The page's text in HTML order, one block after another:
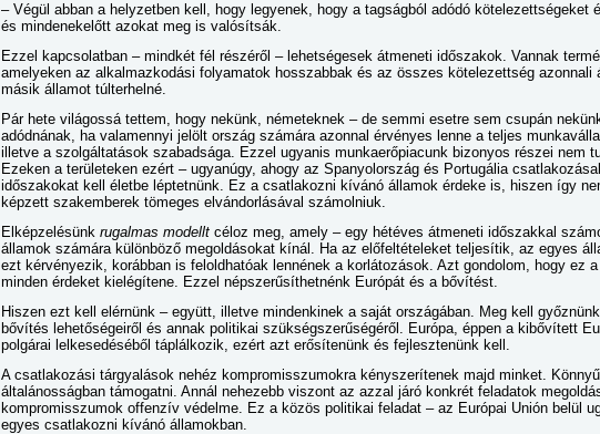
– Végül abban a helyzetben kell, hogy legyenek, hogy a tagságból adódó kötelezettségeket
és mindenekelőtt azokat meg is valósítsák.
Ezzel kapcsolatban – mindkét fél részéről – lehetségesek átmeneti időszakok. Vannak
amelyeken az alkalmazkodási folyamatok hosszabbak és az összes kötelezettség azonnali
másik államot túlterhelné.
Pár hete világossá tettem, hogy nekünk, németeknek – de semmi esetre sem csupán
adódnának, ha valamennyi jelölt ország számára azonnal érvényes lenne a teljes
illetve a szolgáltatások szabadsága. Ezzel ugyanis munkaerőpiacunk bizonyos részei nem
Ezeken a területeken ezért – ugyanúgy, ahogy az Spanyolország és Portugália
időszakokat kell életbe léptetnünk. Ez a csatlakozni kívánó államok érdeke is, hiszen így
képzett szakemberek tömeges elvándorlásával számolniuk.
Elképzelésünk rugalmas modellt céloz meg, amely – egy hétéves átmeneti időszakkal
államok számára különböző megoldásokat kínál. Ha az előfeltételeket teljesítik, az egyes
ezt kérvényezik, korábban is feloldhatóak lennének a korlátozások. Azt gondolom, hogy ez a
minden érdeket kielégítene. Ezzel népszerűsíthetnénk Európát és a bővítést.
Hiszen ezt kell elérnünk – együtt, illetve mindenkinek a saját országában. Meg kell
bővítés lehetőségeiről és annak politikai szükségszerűségéről. Európa, éppen a kibővített
polgárai lelkesedéséből táplálkozik, ezért azt erősítenünk és fejlesztenünk kell.
A csatlakozási tárgyalások nehéz kompromisszumokra kényszerítenek majd minket.
általánosságban támogatni. Annál nehezebb viszont az azzal járó konkrét feladatok
kompromisszumok offenzív védelme. Ez a közös politikai feladat – az Európai Unión belül
egyes csatlakozni kívánó államokban.